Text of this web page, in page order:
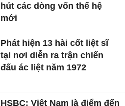
hút các dòng vốn thế hệ
mới
Phát hiện 13 hài cốt liệt sĩ
tại nơi diễn ra trận chiến
đấu ác liệt năm 1972
HSBC: Việt Nam là điểm đến